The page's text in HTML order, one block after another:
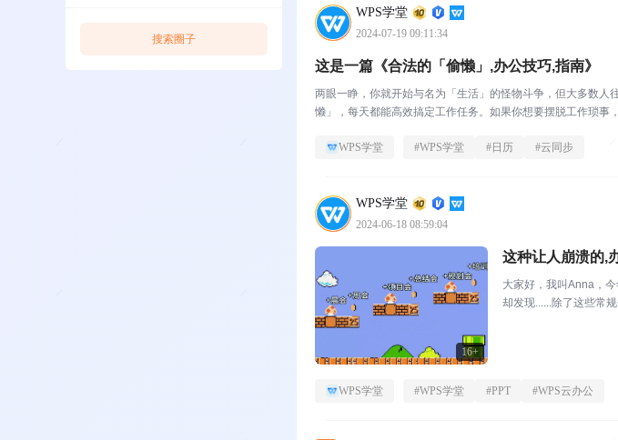
搜索圈子
WPS学堂
2024-07-19 09:11:34
这是一篇《合法的「偷懒」,办公技巧,指南》
两眼一睁，你就开始与名为「生活」的怪物斗争，但大多数
懒」，每天都能高效搞定工作任务。如果你想要摆脱工作琐事
WPS学堂 #WPS学堂 # 日历 #云同步
WPS学堂
2024-06-18 08:59:04
16+
这种让人崩溃的,
大家好，我叫Anna，
却发现......除了这些常
WPS学堂 #WPS学堂 #PPT #WPS云办公